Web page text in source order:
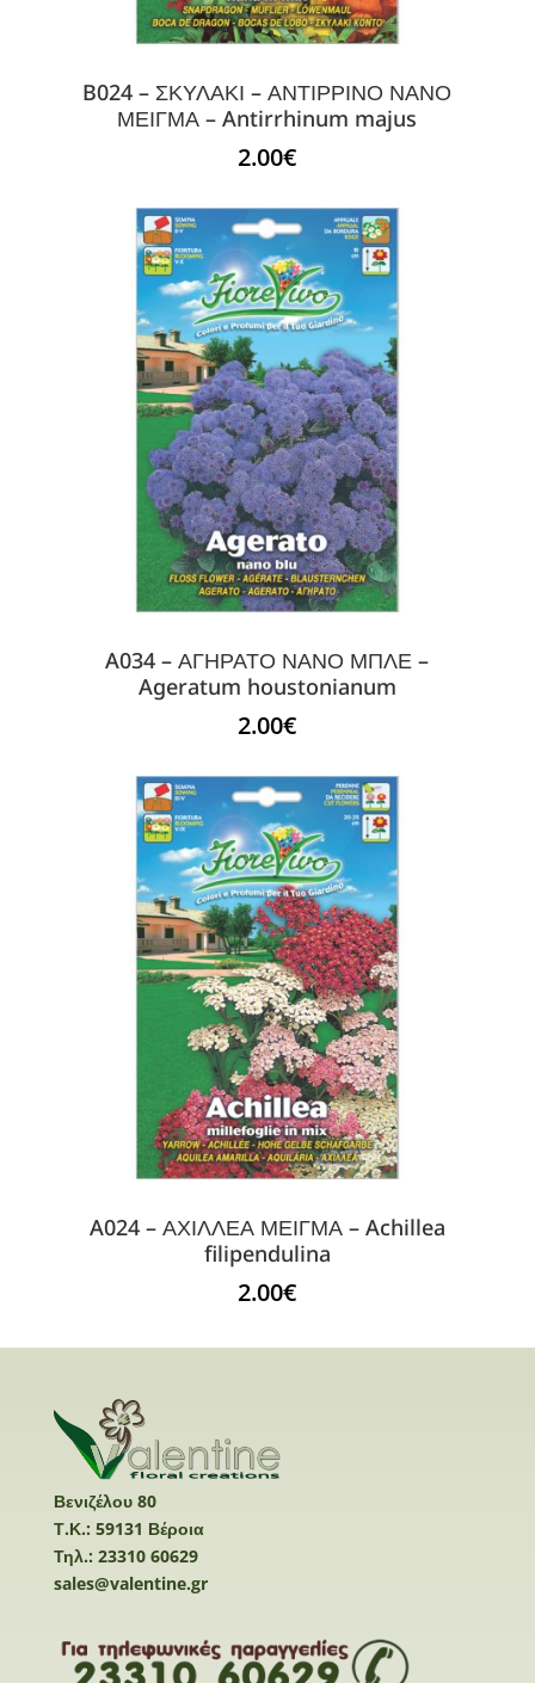
B024 – ΣΚΥΛΑΚΙ – ΑΝΤΙΡΡΙΝΟ ΝΑΝΟ
ΜΕΙΓΜΑ – Antirrhinum majus
2.00€
A034 – ΑΓΗΡΑΤΟ ΝΑΝΟ ΜΠΛΕ –
Ageratum houstonianum
2.00€
A024 – ΑΧΙΛΛΕΑ ΜΕΙΓΜΑ – Achillea
filipendulina
2.00€
Βενιζέλου 80
Τ.Κ.: 59131 Βέροια
Τηλ.: 23310 60629
sales@valentine.gr